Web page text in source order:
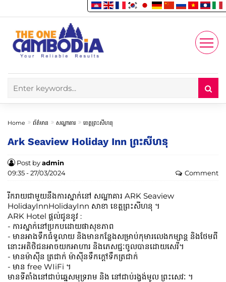
Account
Enjoy
Home ព័ត៌មាន សណ្ឋាគារ ខេត្តព្រះសីហនុ
Ark Seaview Holiday Inn ព្រះសីហនុ
Post byadmin
09:35 - 27/03/2024
Comment
រីករាយជាមួយនឹងការស្នាក់នៅ សណ្ឋាគារ ARK Seaview
HolidayInnHolidayInn សាខា ខេត្តព្រះសីហនុ ។
ARK Hotel ផ្តល់ជូននូវ :
- ការស្នាក់នៅប្រកបដោយផាសុខភាព
- មានអាងទឹកធំទូលាយ និងមានកន្លែងសម្រាប់កុមារលេងកម្សាន្ត និងថែមពី
នោះអតិថិជនអាចយកអាហារ និងភេសជ្ជៈចូលបានដោយសេរី។
- មានម៉ាសុីន ត្រជាក់ ម៉ាសុីនទឹកក្តៅទឹកត្រជាក់
- មាន free WIiFi ។
មានទីតាំងនៅជាប់ឆ្នេសមុទ្ររាម និង នៅជាប់រង្វង់មូល ព្រះសេវៈ ។